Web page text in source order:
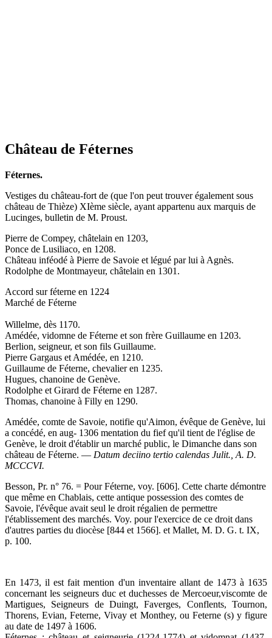
Château de Féternes
Féternes.
Vestiges du château-fort de (que l'on peut trouver également sous
château de Thièze) XIème siècle, ayant appartenu aux marquis de
Lucinges, bulletin de M. Proust.
Pierre de Compey, châtelain en 1203,
Ponce de Lusiliaco, en 1208.
Château inféodé à Pierre de Savoie et légué par lui à Agnès.
Rodolphe de Montmayeur, châtelain en 1301.
Accord sur féterne en 1224
Marché de Féterne
Willelme, dès 1170.
Amédée, vidomne de Féterne et son frère Guillaume en 1203.
Berlion, seigneur, et son fils Guillaume.
Pierre Gargaus et Amédée, en 1210.
Guillaume de Féterne, chevalier en 1235.
Hugues, chanoine de Genève.
Rodolphe et Girard de Féterne en 1287.
Thomas, chanoine à Filly en 1290.
Amédée, comte de Savoie, notifie qu'Aimon, évêque de Genève, lui
a concédé, en aug- 1306 mentation du fief qu'il tient de l'église de
Genève, le droit d'établir un marché public, le Dimanche dans son
château de Féterne. — Datum deciino tertio calendas Julit., A. D.
MCCCVI.
Besson, Pr. n° 76. = Pour Féterne, voy. [606]. Cette charte démontre
que même en Chablais, cette antique possession des comtes de
Savoie, l'évêque avait seul le droit régalien de permettre
l'établissement des marchés. Voy. pour l'exercice de ce droit dans
d'autres parties du diocèse [844 et 1566]. et Mallet, M. D. G. t. IX,
p. 100.
En 1473, il est fait mention d'un inventaire allant de 1473 à 1635
concernant les seigneurs duc et duchesses de Mercoeur,viscomte de
Martigues, Seigneurs de Duingt, Faverges, Conflents, Tournon,
Thorens, Evian, Feterne, Vivay et Monthey, ou Feterne (s) y figure
au date de 1497 à 1606.